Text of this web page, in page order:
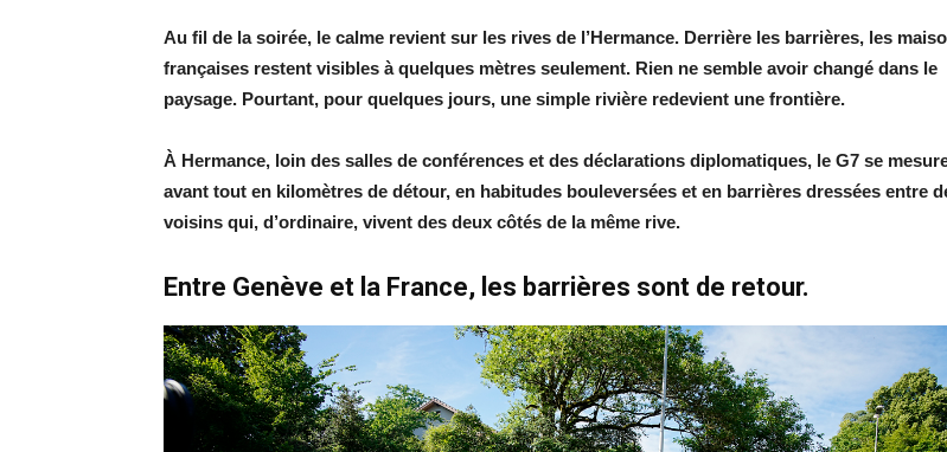
Au fil de la soirée, le calme revient sur les rives de l’Hermance. Derrière les barrières, les
françaises restent visibles à quelques mètres seulement. Rien ne semble avoir changé dans le
paysage. Pourtant, pour quelques jours, une simple rivière redevient une frontière.
À Hermance, loin des salles de conférences et des déclarations diplomatiques, le G7 se
avant tout en kilomètres de détour, en habitudes bouleversées et en barrières dressées entre
voisins qui, d’ordinaire, vivent des deux côtés de la même rive.
Entre Genève et la France, les barrières sont de retour.